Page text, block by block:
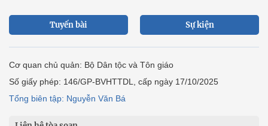
Tuyến bài Sự kiện
Cơ quan chủ quản: Bộ Dân tộc và Tôn giáo
Số giấy phép: 146/GP-BVHTTDL, cấp ngày 17/10/2025
Tổng biên tập: Nguyễn Văn Bá